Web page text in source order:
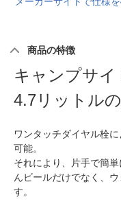
商品の特徴
キャンプサイ
4.7リットル
ワンタッチダイヤル栓
可能。
それにより、片手で簡
んビールだけでなく、
す。